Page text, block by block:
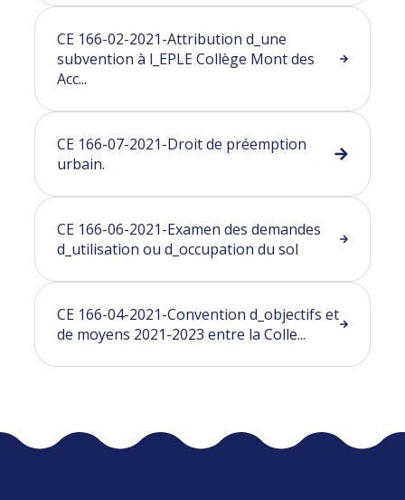
CE 166-02-2021-Attribution d_une
subvention à l_EPLE Collège Mont des
Acc...
CE 166-07-2021-Droit de préemption
urbain.
CE 166-06-2021-Examen des demandes
d_utilisation ou d_occupation du sol
CE 166-04-2021-Convention d_objectifs et
de moyens 2021-2023 entre la Colle...